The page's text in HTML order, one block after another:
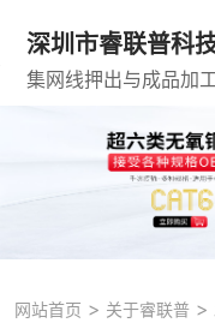
深圳市睿联普科
集网线押出与成品加
网站首页 > 关于睿联普 >